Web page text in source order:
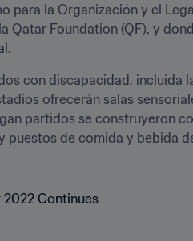
la Organización y el
Foundation (QF), y
con discapacidad, incluida
ofrecerán salas
partidos se construyeron
puestos de comida y bebida